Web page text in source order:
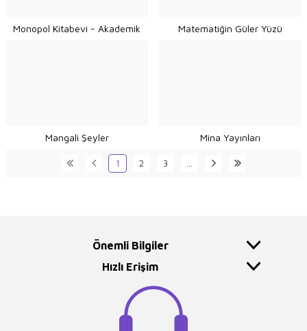
Monopol Kitabevi - Akademik Matematiğin Güler Yüzü
Mangali Şeyler Mina Yayınları
1 2 3
Önemli Bilgiler
Hızlı Erişim